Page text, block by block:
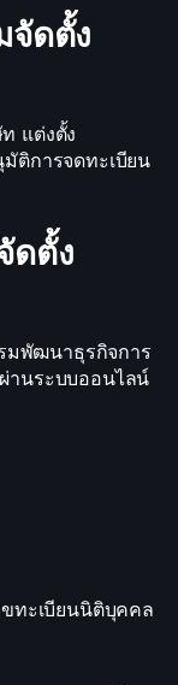
จัดตั้ง
แต่งตั้ง
ติการจดทะเบียน
ดตั้ง
มพัฒนาธุรกิจการ
านระบบออนไลน์
ขทะเบียนนิติบุคคล